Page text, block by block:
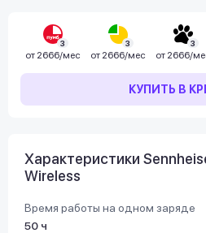
3
от 2666/мес
3
от 2666/мес
3
от 2666/
КУПИТЬ В
Характеристики
Wireless
Время работы на одном заряде
50 ч